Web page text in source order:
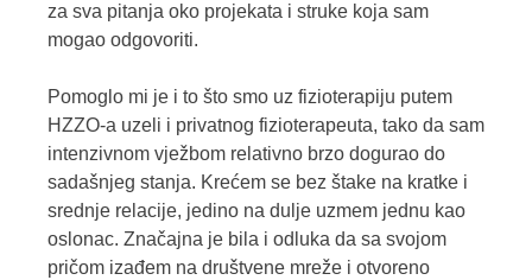
za sva pitanja oko projekata i struke koja sam
mogao odgovoriti.
Pomoglo mi je i to što smo uz fizioterapiju putem
HZZO-a uzeli i privatnog fizioterapeuta, tako da sam
intenzivnom vježbom relativno brzo dogurao do
sadašnjeg stanja. Krećem se bez štake na kratke i
srednje relacije, jedino na dulje uzmem jednu kao
oslonac. Značajna je bila i odluka da sa svojom
pričom izađem na društvene mreže i otvoreno